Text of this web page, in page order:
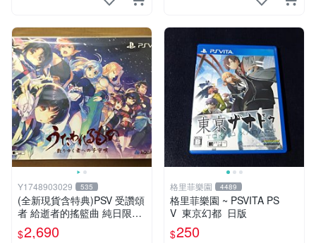
Y1748903029 535
(全新現貨含特典)PSV 受讚頌
者 給逝者的搖籃曲 純日限定
版
$2,690
格里菲樂園 4489
格里菲樂園 ~ PSVITA PS
V 東京幻都 日版
$250